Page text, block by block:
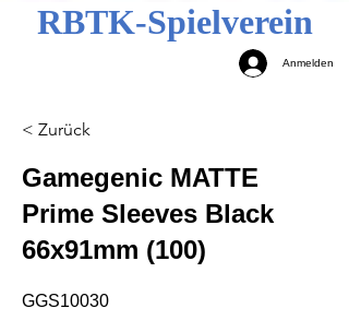
RBTK-Spielverein
Anmelden
< Zurück
Gamegenic MATTE
Prime Sleeves Black
66x91mm (100)
GGS10030